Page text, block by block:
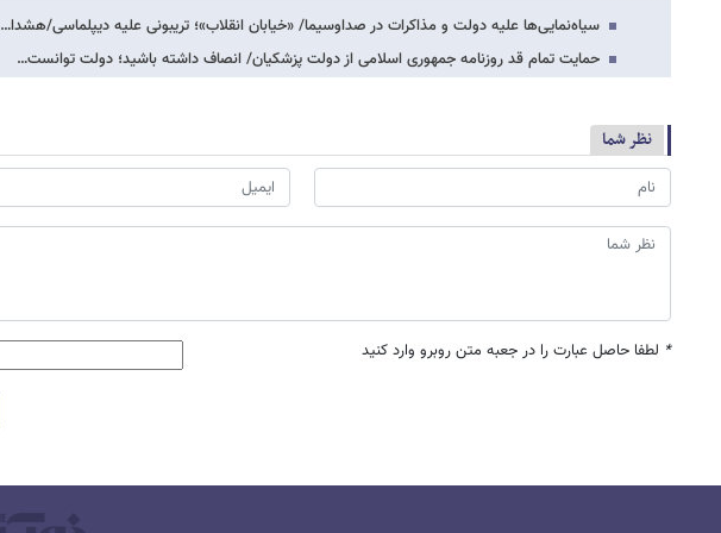
سیاه‌نمایی‌ها علیه دولت و مذاکرات در صداوسیما/ «خیابان انقلاب»؛ تریبونی علیه دیپلماسی/هشدا…
حمایت تمام قد روزنامه جمهوری اسلامی از دولت پزشکیان/ انصاف داشته باشید؛ دولت توانست…
نظر شما
* لطفا حاصل عبارت را در جعبه متن روبرو وارد کنید